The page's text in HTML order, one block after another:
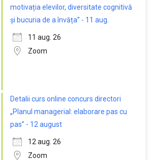
motivația elevilor, diversitate cognitivă
și bucuria de a învăța” - 11 aug.
11 aug. 26
Zoom
Detalii curs online concurs directori
„Planul managerial: elaborare pas cu
pas” - 12 august
12 aug. 26
Zoom